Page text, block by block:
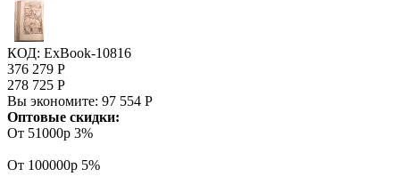
КОД: ExBook-10816
376 279 Р
278 725 Р
Вы экономите: 97 554 Р
Оптовые скидки:
От 51000р 3%
От 100000р 5%